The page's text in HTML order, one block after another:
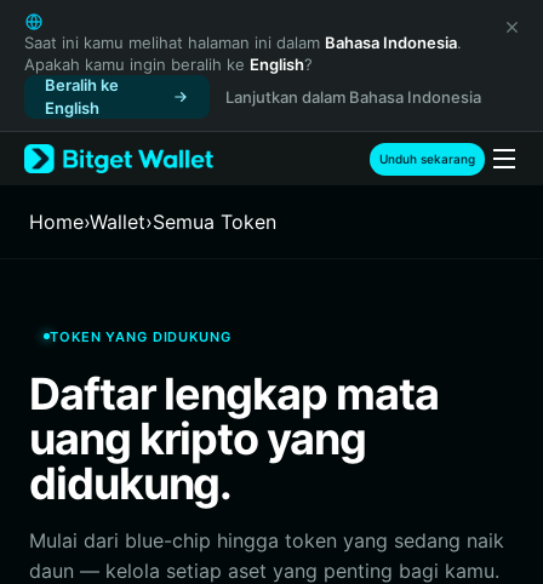
English
日本語
Tiếng Việt
Русский
Español (Latinoamérica)
Türkçe
Français
Português (Portugal)
ภาษาไทย
Español
Português (Brasil)
Español (Argentina)
Saat ini kamu melihat halaman ini dalam Bahasa Indonesia.
Apakah kamu ingin beralih ke English?
Beralih ke
English
Lanjutkan dalam Bahasa Indonesia
Unduh sekarang
Home›Wallet›Semua Token
TOKEN YANG DIDUKUNG
Daftar lengkap mata
uang kripto yang
didukung.
Mulai dari blue-chip hingga token yang sedang naik
daun — kelola setiap aset yang penting bagi kamu.